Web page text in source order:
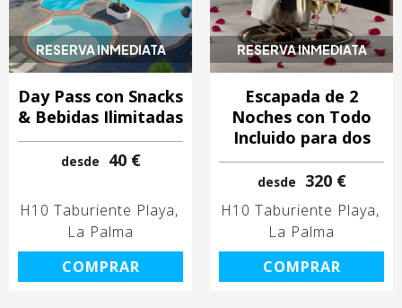
RESERVA INMEDIATA
Day Pass con Snacks
& Bebidas Ilimitadas
desde 40 €
H10 Taburiente Playa
La Palma
COMPRAR
RESERVA INMEDIATA
Escapada de 2
Noches con Todo
Incluido para dos
desde 320 €
H10 Taburiente Playa
La Palma
COMPRAR